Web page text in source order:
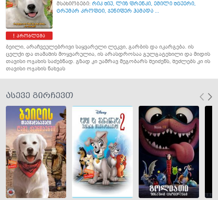
პრობლემა
მსახიობები: რიკ შიუ, ლიზ ფრენკი, ემილი შტუერი,
ტრუმარ კროფტი, ჯენიფერ ჰამადა ...
ბეილი, არაჩვეულებრივი საყვარელი ლეკვი, გარბის და იკარგება. ის
ცელქი და თამაშის მოყვარულია, ის არასდროსაა გულგატეხილი და მიდის
თავისი ოჯახის საძებნად. გზად კი უამრავ მეგობარს შეიძენს, შეძლებს კი ის
თავისი ოჯახის ნახვას
ასევე გირჩევთ